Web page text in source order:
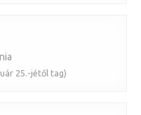
25.-jétől tag)